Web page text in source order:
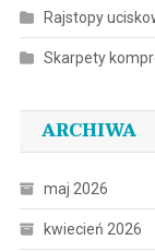
Rajstopy
Skarpety
ARCHIWA
maj 2026
kwiecień 2026